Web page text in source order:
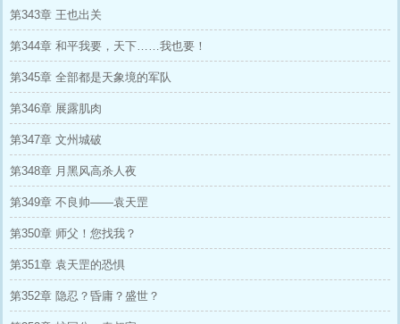
第343章 王也出关
第344章 和平我要，天下……我也要！
第345章 全部都是天象境的军队
第346章 展露肌肉
第347章 文州城破
第348章 月黑风高杀人夜
第349章 不良帅——袁天罡
第350章 师父！您找我？
第351章 袁天罡的恐惧
第352章 隐忍？昏庸？盛世？